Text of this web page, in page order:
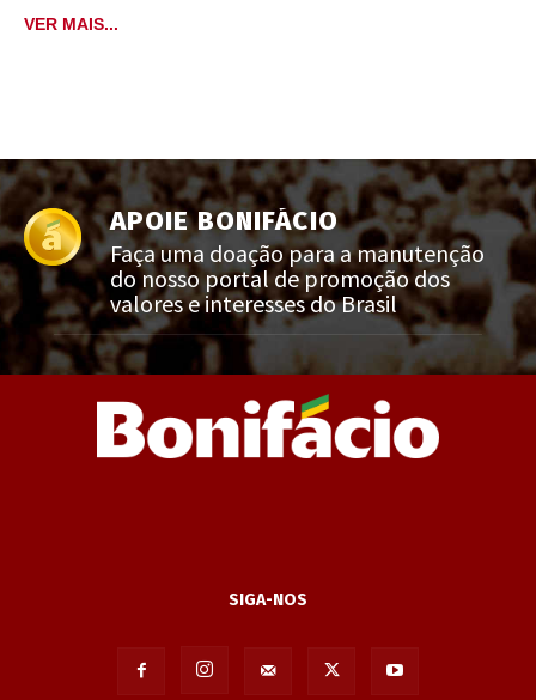
VER MAIS...
APOIE BONIFÁCIO
Faça uma doação para a manutenção
do nosso portal de promoção dos
valores e interesses do Brasil
SIGA-NOS